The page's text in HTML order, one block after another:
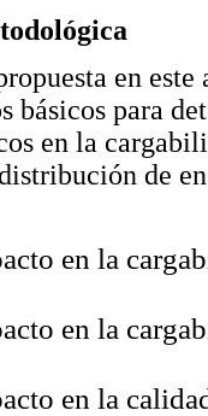
en
básicos para
en la
de
en la
en la
en la